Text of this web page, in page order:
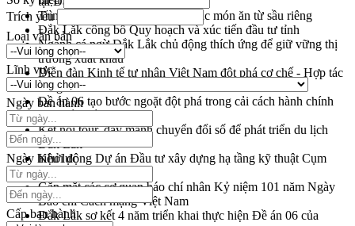
Trình diễn nghệ thuật chế biến các món ăn từ sầu riêng
Đắk Lắk công bố Quy hoạch và xúc tiến đầu tư tỉnh
Ngành cá ngừ Đắk Lắk chủ động thích ứng để giữ vững thị
trường xuất khẩu
Diễn đàn Kinh tế tư nhân Việt Nam đột phá cơ chế - Hợp tác
công tư
Đề án 06 tạo bước ngoặt đột phá trong cải cách hành chính
tỉnh Đắk Lắk
Kết nối tour, đẩy mạnh chuyển đổi số để phát triển du lịch
Đắk Lắk
Khởi động Dự án Đầu tư xây dựng hạ tầng kỹ thuật Cụm
công nghiệp Tân Tiến
Gặp mặt các cơ quan báo chí nhân Kỷ niệm 101 năm Ngày
Báo chí Cách mạng Việt Nam
Đắk Lắk sơ kết 4 năm triển khai thực hiện Đề án 06 của
Trích yếu
Loại văn bản
Lĩnh vực
Ngày ban hành
Ngày hiệu lực
Cấp ban hành